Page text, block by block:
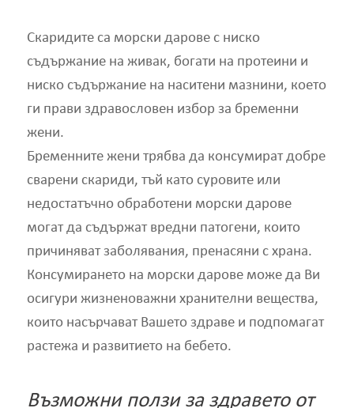
Скаридите са морски дарове с ниско
съдържание на живак, богати на протеини и
ниско съдържание на наситени мазнини, което
ги прави здравословен избор за бременни
жени.
Бременните жени трябва да консумират добре
сварени скариди, тъй като суровите или
недостатъчно обработени морски дарове
могат да съдържат вредни патогени, които
причиняват заболявания, пренасяни с храна.
Консумирането на морски дарове може да Ви
осигури жизненоважни хранителни вещества,
които насърчават Вашето здраве и подпомагат
растежа и развитието на бебето.
Възможни ползи за здравето от